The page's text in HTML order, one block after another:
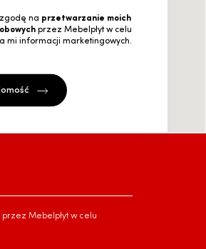
na przetwarzanie moich
przez Mebelpłyt w celu
mi informacji marketingowych.
przez Mebelpłyt w celu